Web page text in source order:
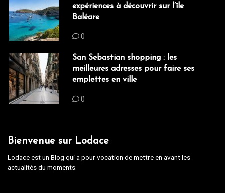
expériences à découvrir sur l’île
Baléare
0
San Sebastian shopping : les
meilleures adresses pour faire ses
emplettes en ville
0
Bienvenue sur Lodace
Lodace est un Blog qui a pour vocation de mettre en avant les
actualités du moments.